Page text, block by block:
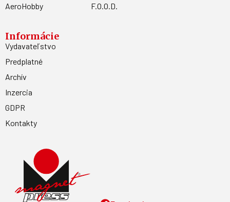
AeroHobby
F.O.O.D.
Informácie
Vydavateľstvo
Predplatné
Archív
Inzercia
GDPR
Kontakty